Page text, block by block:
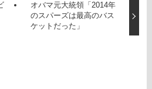
オバマ元大統領「2014年
のスパーズは最高のバス
ケットだった」